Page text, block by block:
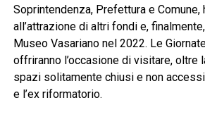
Soprintendenza, Prefettura e Comune,
all’attrazione di altri fondi e,
Museo Vasariano nel 2022. Le
offriranno l’occasione di visitare, oltre
spazi solitamente chiusi e non
e l’ex riformatorio.